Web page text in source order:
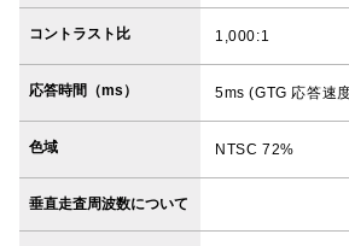
コントラスト比 1,000:1
応答時間（ms） 5ms (GTG 応答速
色域 NTSC 72%
垂直走査周波数について